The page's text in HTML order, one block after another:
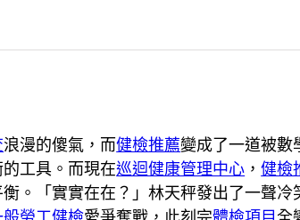
浪漫的傻氣，而健檢推薦變成了一道被數
工具。而現在巡迴健康管理中心 ，健檢
。「實實在在？」林天秤發出了一聲